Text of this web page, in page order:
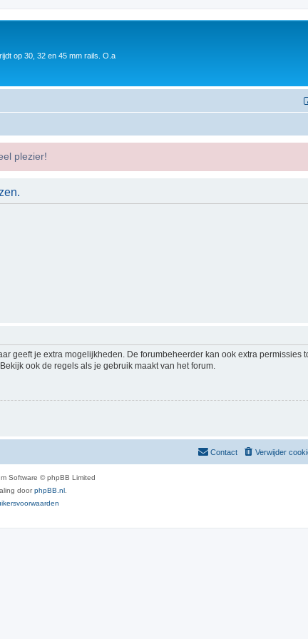
op 30, 32 en 45 mm rails. O.a
plezier!
geeft je extra mogelijkheden. De forumbeheerder kan ook extra permissies
ook de regels als je gebruik maakt van het forum.
Verwijder
Contact
Software © phpBB Limited
doorphpBB.nl.